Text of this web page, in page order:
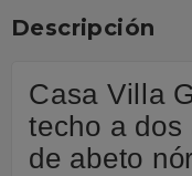
Descripción
Casa Villa
techo a dos
de abeto